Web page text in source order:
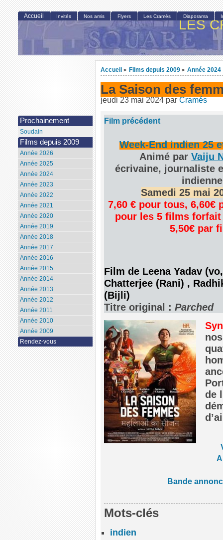
LES
Accueil > Films depuis 2009 > Année 2024
La Saison des
jeudi 23 mai 2024 parCramés
Film précédent
Week-End indien 25
Animé parVaiju
écrivaine, journaliste
indienne
Samedi 25 mai
7,60 € pour tous, 6,60€
pour les 5 films forfait
5,50€ par
Film de Leena Yadav
Chatterjee (Rani) ,
(Bijli)
Titre original : Parched
de
Bande
Mots-clés
indien
Accueil Invités Nos amis Flyers Les Cramés Diaporama
Prochainement
Soudain
Films depuis 2009
Année 2026
Année 2025
Année 2024
Année 2023
Année 2022
Année 2021
Année 2020
Année 2019
Année 2018
Année 2017
Année 2016
Année 2015
Année 2014
Année 2013
Année 2012
Année 2011
Année 2010
Année 2009
Rendez-vous